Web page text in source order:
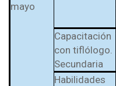
mayo
Capacitación
con tiflólogo.
Secundaria
Habilidades